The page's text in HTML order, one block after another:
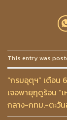
This entry was
“กรมอุตุฯ” เตือน
เจอพายุฤดูร้อน “
กลาง-กทม.-ตะวัน